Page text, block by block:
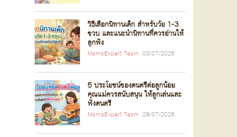
วิธีเลือกนิทานเด็ก สำหรับวัย 1-3
ขวบ และแนะนำนิทานที่ควรอ่านให้
ลูกฟัง
MamaExpert Team 03/07/2026
5 ประโยชน์ของดนตรีต่อลูกน้อย
คุณแม่ควรสนับสนุน ให้ลูกเล่นและ
ฟังดนตรี
MamaExpert Team 28/07/2026